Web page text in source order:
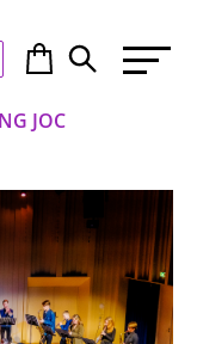
JOC